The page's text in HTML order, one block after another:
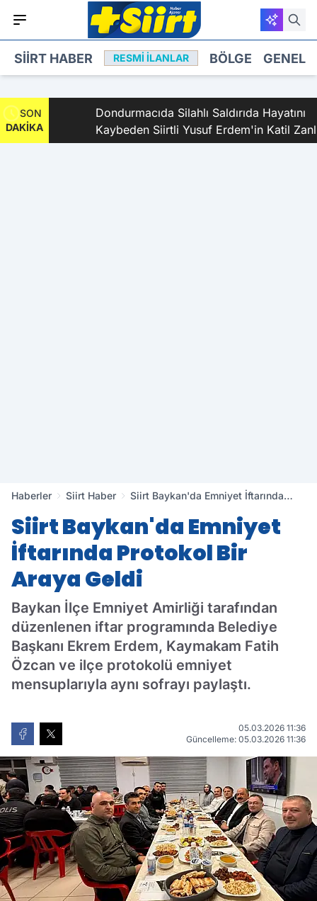
SIIRT HABER RESMI İLANLAR BÖLGE GENEL
SON
DAKİKA
Dondurmacıda Silahlı Saldırıda Hayatını
Kaybeden Siirtli Yusuf Erdem'in Katil Zanlısı
ve 9 Şüpheli Tutuklandı
Haberler Siirt Haber
Siirt Baykan'da Emniyet İftarında
Siirt Baykan'da Emniyet
İftarında Protokol Bir
Araya Geldi
Baykan İlçe Emniyet Amirliği tarafından
düzenlenen iftar programında Belediye
Başkanı Ekrem Erdem, Kaymakam Fatih
Özcan ve ilçe protokolü emniyet
mensuplarıyla aynı sofrayı paylaştı.
05.03.2026 11:36
Güncelleme: 05.03.2026 11:36